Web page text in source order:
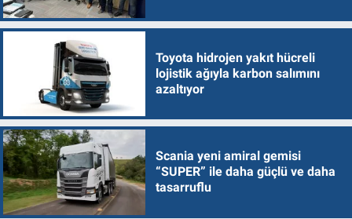
Toyota hidrojen yakıt hücreli
lojistik ağıyla karbon salımını
azaltıyor
Scania yeni amiral gemisi
“SUPER” ile daha güçlü ve daha
tasarruflu